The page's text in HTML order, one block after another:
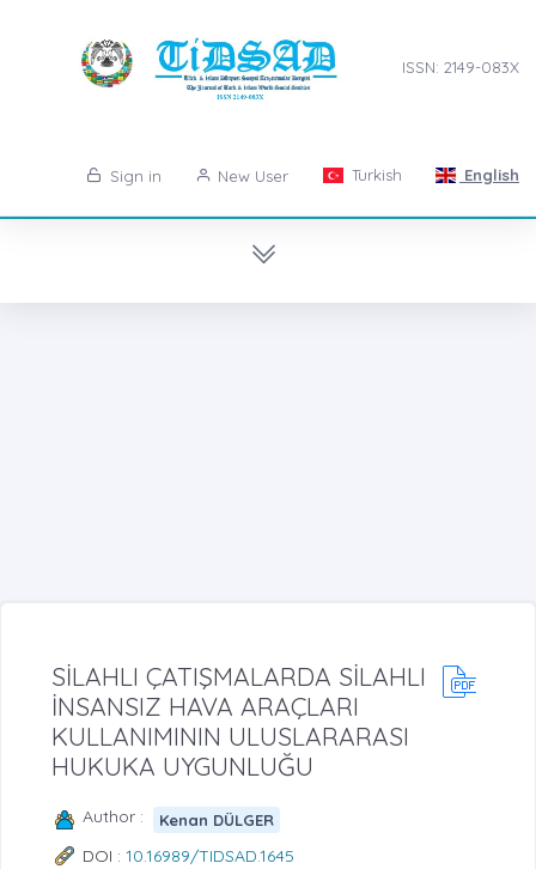
ISSN: 2149-083X
Sign in New User Turkish English
SİLAHLI ÇATIŞMALARDA SİLAHLI
İNSANSIZ HAVA ARAÇLARI
KULLANIMININ ULUSLARARASI
HUKUKA UYGUNLUĞU
Author : Kenan DÜLGER
DOI : 10.16989/TIDSAD.1645